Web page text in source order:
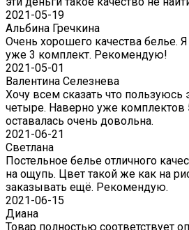
2021-05-19
Альбина Гречкина
Очень хорошего качества белье.
уже 3 комплект. Рекомендую!
2021-05-01
Валентина Селезнева
Хочу всем сказать что пользуюсь
четыре. Наверно уже комплектов
оставалась очень довольна.
2021-06-21
Светлана
Постельное белье отличного
на ощупь. Цвет такой же как на
заказывать ещё. Рекомендую.
2021-06-15
Диана
Товар полностью соответствует